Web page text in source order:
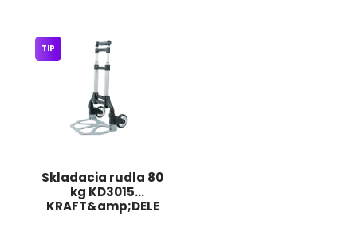
Skladacia rudla 80
kg KD3015
KRAFT&amp;DELE
TIP